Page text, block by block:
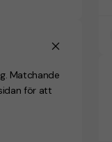
Matchande
för att